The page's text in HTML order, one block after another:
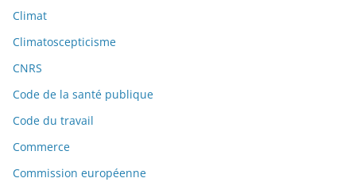
Climat
Climatoscepticisme
CNRS
Code de la santé publique
Code du travail
Commerce
Commission européenne